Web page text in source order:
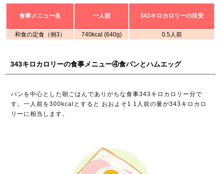
食事メニュー名 一人前 343キロカロリーの目安
和食の定食（例3） 740kcal (640g) 0.5人前
343キロカロリーの食事メニュー④食パンとハムエッグ
パンを中心とした朝ごはんでありがちな食事343キロカロリー分で
す。一人前を300kcalとすると おおよそ1.1人前の量が343キロカロ
リーに相当します。